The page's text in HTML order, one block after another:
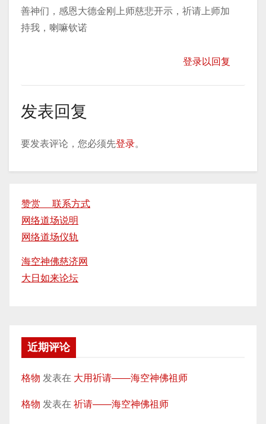
善神们，感恩大德金刚上师慈悲开示，祈请上师加
持我，喇嘛钦诺
登录以回复
发表回复
要发表评论，您必须先登录。
赞赏 联系方式
网络道场说明
网络道场仪轨
海空神佛慈济网
大日如来论坛
近期评论
格物 发表在 大用祈请——海空神佛祖师
格物 发表在 祈请——海空神佛祖师